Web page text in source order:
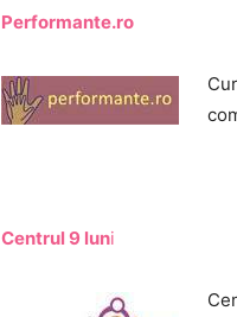
Performante.ro
Centrul 9 luni